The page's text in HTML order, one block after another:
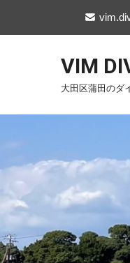
VIM
大田区蒲田のダ